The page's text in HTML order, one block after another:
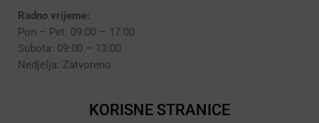
Radno vrijeme:
Pon – Pet: 09:00 – 17:00
Subota: 09:00 – 13:00
Nedjelja: Zatvoreno
KORISNE STRANICE